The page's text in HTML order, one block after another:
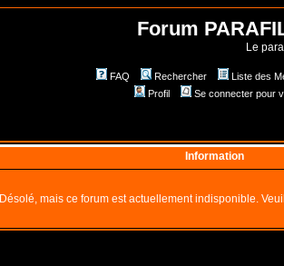
Forum
Le
FAQ Rechercher Liste des
Profil
Se connecter pour
Information
Désolé, mais ce forum est actuellement indisponible.